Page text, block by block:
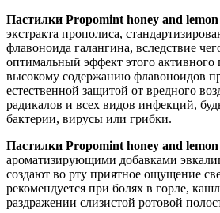
Пастилки Propomint honey and lemon
экстракта прополиса,
флавоноида галангина, вследствие
оптимальный эффект этого активного
высокому содержанию флавоноидов
естественной защитой от вредного
радикалов и всех видов инфекций,
бактерии, вирусы или грибки.
Пастилки Propomint honey and lemon
ароматизирующими добавками
создают во рту приятное ощущение
рекомендуется при болях в горле,
раздражении слизистой ротовой